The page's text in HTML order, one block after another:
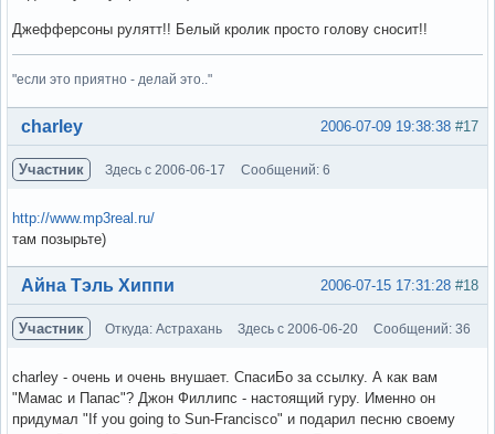
Джефферсоны рулятт!! Белый кролик просто голову сносит!!
"если это приятно - делай это.."
Вне форума #17
2006-07-09 19:38:38
charley
Участник Здесь с 2006-06-17 Сообщений: 6
http://www.mp3real.ru/
там позырьте)
Вне форума #18
2006-07-15 17:31:28
Айна Тэль Хиппи
Участник Откуда: Астрахань Здесь с 2006-06-20 Сообщений: 36
charley - очень и очень внушает. СпасиБо за ссылку. А как вам
"Мамас и Папас"? Джон Филлипс - настоящий гуру. Именно он
придумал "If you going to Sun-Francisco" и подарил песню своему